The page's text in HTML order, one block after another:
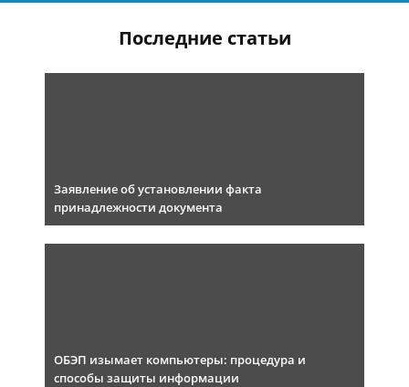
Последние статьи
Заявление об установлении факта
принадлежности документа
ОБЭП изымает компьютеры: процедура и
способы защиты информации